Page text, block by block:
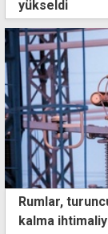
yükseldi
Rumlar,
kalma